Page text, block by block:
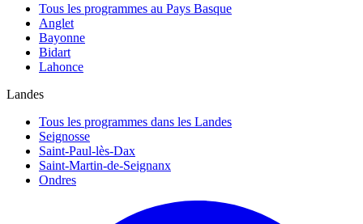
Tous les programmes au Pays Basque
Anglet
Bayonne
Bidart
Lahonce
Landes
Tous les programmes dans les Landes
Seignosse
Saint-Paul-lès-Dax
Saint-Martin-de-Seignanx
Ondres